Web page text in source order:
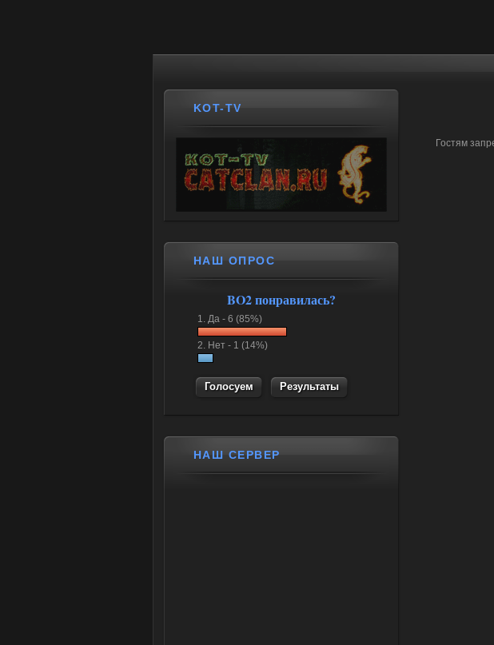
Гостям
KOT-TV
НАШ ОПРОС
BO2 понравилась?
1. Да - 6 (85%)
2. Нет - 1 (14%)
Результаты
НАШ СЕРВЕР